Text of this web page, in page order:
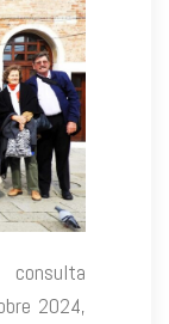
2024,